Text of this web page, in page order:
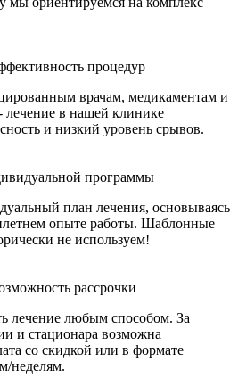
процедур
врачам, медикаментам и
в нашей клинике
и низкий уровень срывов.
программы
план лечения, основываясь
опыте работы. Шаблонные
не используем!
рассрочки
лечение любым способом. За
и стационара возможна
со скидкой или в формате
неделям.